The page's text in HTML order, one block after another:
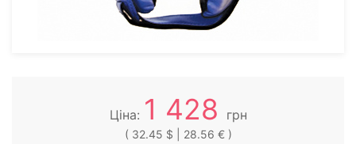
Ціна: 1 428 грн
( 32.45 $ | 28.56 € )